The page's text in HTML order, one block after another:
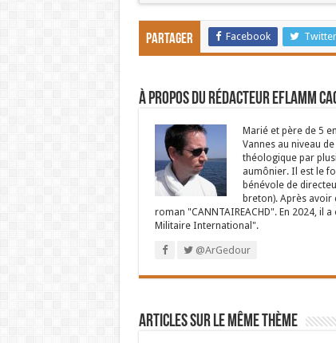
Partager Facebook Twitter
À propos du rédacteur Eflamm
Marié et père de 5
Vannes au niveau
théologique par
aumônier. Il est le
bénévole de
breton). Après avoir
roman "CANNTAIREACHD". En 2024, il
Militaire International".
@ArGedour
Articles sur le même thème